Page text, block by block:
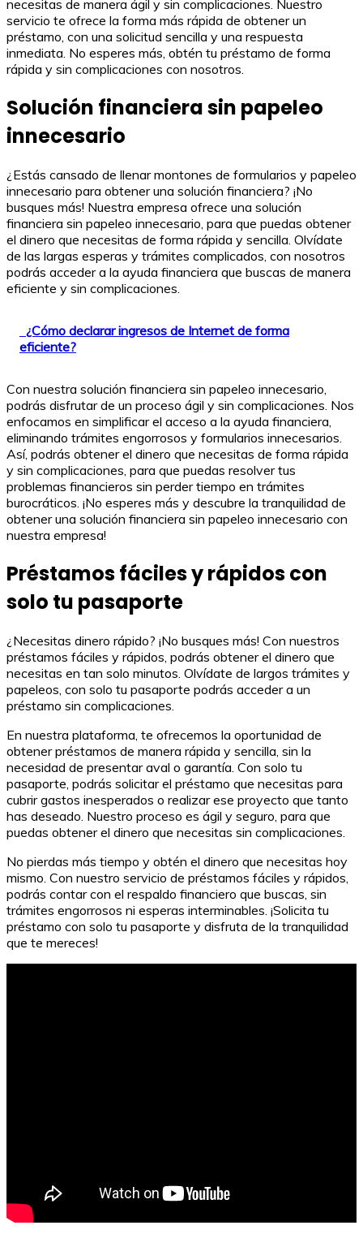
necesitas de manera ágil y sin complicaciones. Nuestro
servicio te ofrece la forma más rápida de obtener un
préstamo, con una solicitud sencilla y una respuesta
inmediata. No esperes más, obtén tu préstamo de forma
rápida y sin complicaciones con nosotros.
Solución financiera sin papeleo
innecesario
¿Estás cansado de llenar montones de formularios y papeleo
innecesario para obtener una solución financiera? ¡No
busques más! Nuestra empresa ofrece una solución
financiera sin papeleo innecesario, para que puedas obtener
el dinero que necesitas de forma rápida y sencilla. Olvídate
de las largas esperas y trámites complicados, con nosotros
podrás acceder a la ayuda financiera que buscas de manera
eficiente y sin complicaciones.
¿Cómo declarar ingresos de Internet de forma
eficiente?
Con nuestra solución financiera sin papeleo innecesario,
podrás disfrutar de un proceso ágil y sin complicaciones. Nos
enfocamos en simplificar el acceso a la ayuda financiera,
eliminando trámites engorrosos y formularios innecesarios.
Así, podrás obtener el dinero que necesitas de forma rápida
y sin complicaciones, para que puedas resolver tus
problemas financieros sin perder tiempo en trámites
burocráticos. ¡No esperes más y descubre la tranquilidad de
obtener una solución financiera sin papeleo innecesario con
nuestra empresa!
Préstamos fáciles y rápidos con
solo tu pasaporte
¿Necesitas dinero rápido? ¡No busques más! Con nuestros
préstamos fáciles y rápidos, podrás obtener el dinero que
necesitas en tan solo minutos. Olvídate de largos trámites y
papeleos, con solo tu pasaporte podrás acceder a un
préstamo sin complicaciones.
En nuestra plataforma, te ofrecemos la oportunidad de
obtener préstamos de manera rápida y sencilla, sin la
necesidad de presentar aval o garantía. Con solo tu
pasaporte, podrás solicitar el préstamo que necesitas para
cubrir gastos inesperados o realizar ese proyecto que tanto
has deseado. Nuestro proceso es ágil y seguro, para que
puedas obtener el dinero que necesitas sin complicaciones.
No pierdas más tiempo y obtén el dinero que necesitas hoy
mismo. Con nuestro servicio de préstamos fáciles y rápidos,
podrás contar con el respaldo financiero que buscas, sin
trámites engorrosos ni esperas interminables. ¡Solicita tu
préstamo con solo tu pasaporte y disfruta de la tranquilidad
que te mereces!